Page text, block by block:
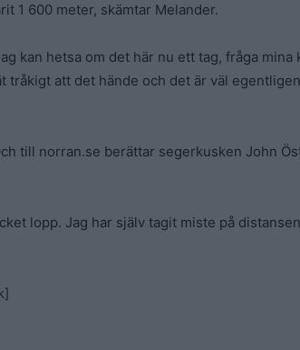
1 600 meter, skämtar Melander.
kan hetsa om det här nu ett tag, fråga mina
tråkigt att det hände och det är väl
till norran.se berättar segerkusken John
lopp. Jag har själv tagit miste på